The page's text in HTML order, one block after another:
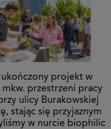
ukończony projekt w
mkw. przestrzeni pracy
ulicy Burakowskiej
stając się przyjaznym
w nurcie biophilic